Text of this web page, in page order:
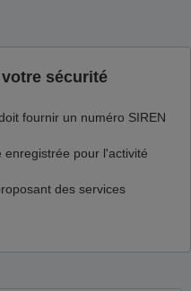
sécurité
fournir un numéro SIREN
pour l'activité
des services